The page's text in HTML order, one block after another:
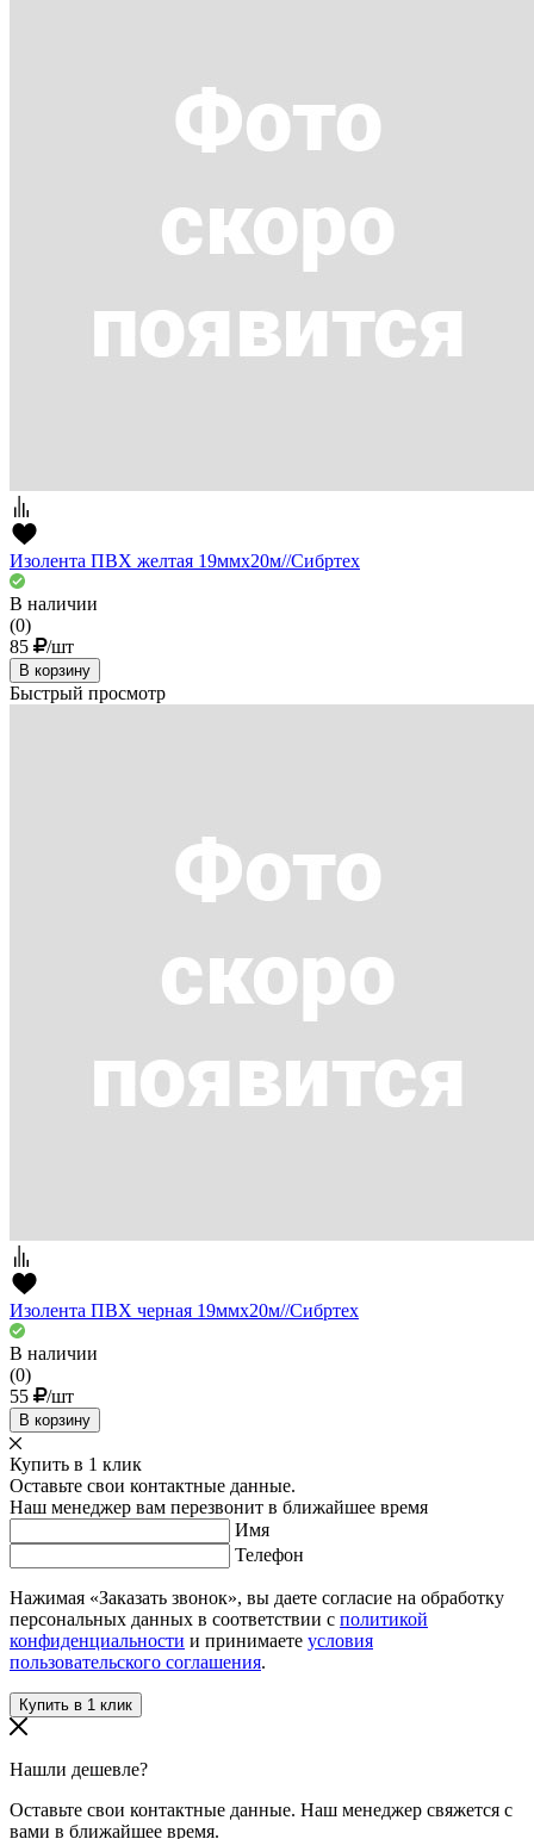
Изолента ПВХ желтая 19ммх20м//Сибртех
В наличии
(0)
85
/шт
В корзину
Быстрый просмотр
Изолента ПВХ черная 19ммх20м//Сибртех
В наличии
(0)
55
/шт
В корзину
Купить в 1 клик
Оставьте свои контактные данные.
Наш менеджер вам перезвонит в ближайшее время
Имя
Телефон
Нажимая «Заказать звонок», вы даете согласие на обработку
персональных данных в соответствии с политикой
конфиденциальности и принимаете условия
пользовательского соглашения.
Нашли дешевле?
Оставьте свои контактные данные. Наш менеджер свяжется с
вами в ближайшее время.